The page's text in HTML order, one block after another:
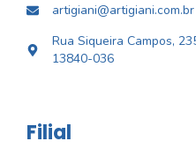
artigiani@artigiani.com.br
Rua Siqueira Campos,
13840-036
Filial